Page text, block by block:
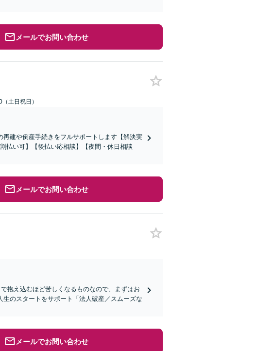
メールでお問い合わせ
土日祝日）
再建や倒産手続きをフルサポートします【解決実
払い可】【後払い応相談】【夜間・休日相談
メールでお問い合わせ
抱え込むほど苦しくなるものなので、まずはお
のスタートをサポート「法人破産／スムーズな
メールでお問い合わせ